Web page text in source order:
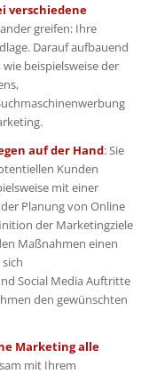
verschiedene
greifen: Ihre
Darauf aufbauend
beispielsweise der
auf der Hand: Sie
Kunden
mit einer
Planung von Online
der Marketingziele
Maßnahmen einen
Social Media Auftritte
den gewünschten
Marketing alle
mit Ihrem